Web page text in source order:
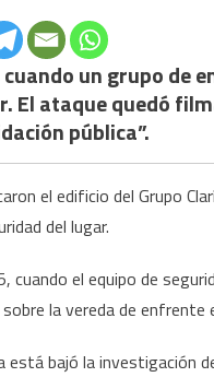
un grupo de
El ataque quedó
pública”.
el edificio del Grupo
del lugar.
cuando el equipo de
la vereda de
está bajó la investigación